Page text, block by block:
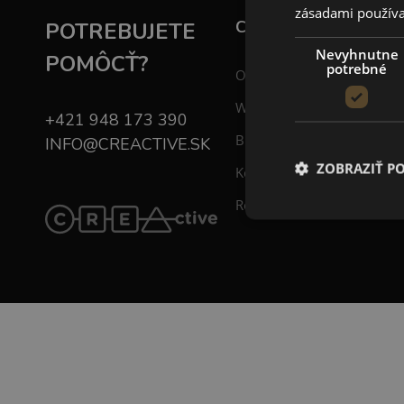
POTREBUJETE
POMÔCŤ?
+421 948 173 390
INFO@CREACTIVE.SK
CREACTIVE
O nás
Workshopy
Blog
Kontakt
Registrácia
zásadami
Nevyhnutne
potrebné
ZOBRAZIŤ